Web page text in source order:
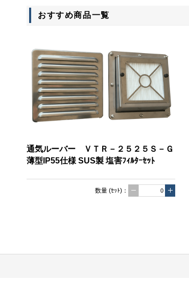
おすすめ商品一覧
通気ルーバー ＶＴＲ－２５２５Ｓ－Ｇ
薄型IP55仕様 SUS製 塩害ﾌｨﾙﾀｰｾｯﾄ
数量(ｾｯﾄ)：